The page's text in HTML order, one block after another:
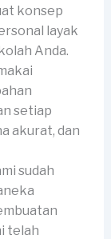
konsep
layak
Anda.
setiap
akurat, dan
sudah
telah